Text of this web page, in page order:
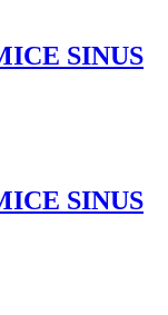
SINUS
SINUS